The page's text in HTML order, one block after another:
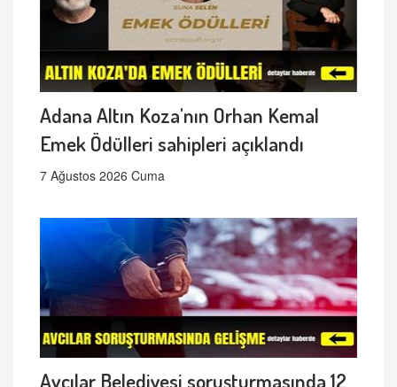
Adana Altın Koza'nın Orhan Kemal
Emek Ödülleri sahipleri açıklandı
7 Ağustos 2026 Cuma
Avcılar Belediyesi soruşturmasında 12